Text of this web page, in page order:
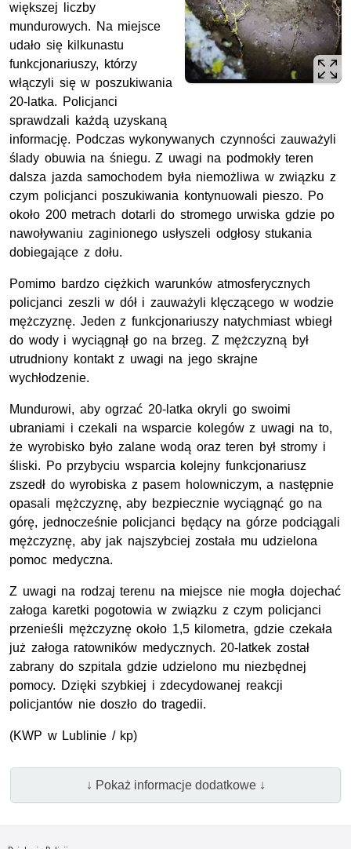
większej liczby
mundurowych. Na miejsce
udało się kilkunastu
funkcjonariuszy, którzy
włączyli się w poszukiwania
20-latka. Policjanci
sprawdzali każdą uzyskaną
informację. Podczas wykonywanych czynności zauważyli
ślady obuwia na śniegu. Z uwagi na podmokły teren
dalsza jazda samochodem była niemożliwa w związku z
czym policjanci poszukiwania kontynuowali pieszo. Po
około 200 metrach dotarli do stromego urwiska gdzie po
nawoływaniu zaginionego usłyszeli odgłosy stukania
dobiegające z dołu.
Pomimo bardzo ciężkich warunków atmosferycznych
policjanci zeszli w dół i zauważyli klęczącego w wodzie
mężczyznę. Jeden z funkcjonariuszy natychmiast wbiegł
do wody i wyciągnął go na brzeg. Z mężczyzną był
utrudniony kontakt z uwagi na jego skrajne
wychłodzenie.
Mundurowi, aby ogrzać 20-latka okryli go swoimi
ubraniami i czekali na wsparcie kolegów z uwagi na to,
że wyrobisko było zalane wodą oraz teren był stromy i
śliski. Po przybyciu wsparcia kolejny funkcjonariusz
zszedł do wyrobiska z pasem holowniczym, a następnie
opasali mężczyznę, aby bezpiecznie wyciągnąć go na
górę, jednocześnie policjanci będący na górze podciągali
mężczyznę, aby jak najszybciej została mu udzielona
pomoc medyczna.
Z uwagi na rodzaj terenu na miejsce nie mogła dojechać
załoga karetki pogotowia w związku z czym policjanci
przenieśli mężczyznę około 1,5 kilometra, gdzie czekała
już załoga ratowników medycznych. 20-latkek został
zabrany do szpitala gdzie udzielono mu niezbędnej
pomocy. Dzięki szybkiej i zdecydowanej reakcji
policjantów nie doszło do tragedii.
(KWP w Lublinie / kp)
↓ Pokaż informacje dodatkowe ↓